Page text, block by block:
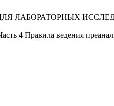
ЛАБОРАТОРНЫХ
ведения